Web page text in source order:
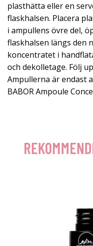
plasthätta eller en
flaskhalsen. Placera
i ampullens övre del,
flaskhalsen längs den
koncentratet i
och dekolletage. Följ
Ampullerna är endast
BABOR Ampoule